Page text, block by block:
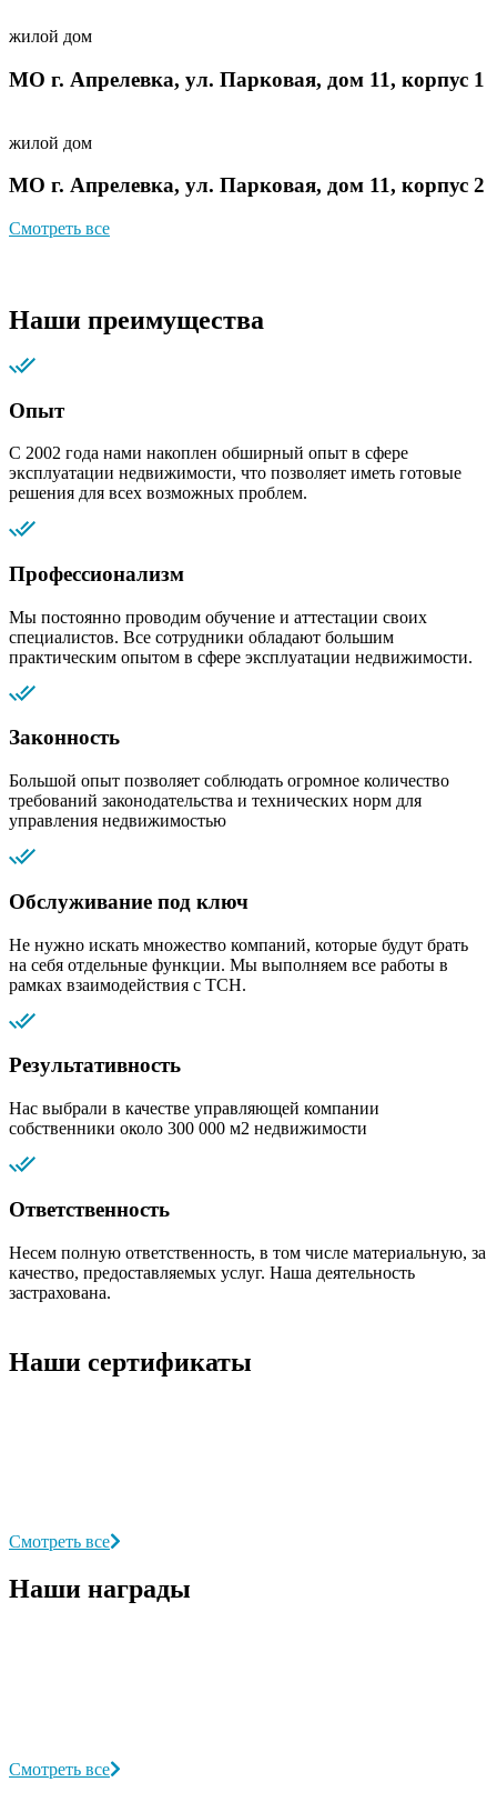
жилой дом
МО г. Апрелевка, ул. Парковая, дом 11, корпус 1
жилой дом
МО г. Апрелевка, ул. Парковая, дом 11, корпус 2
Смотреть все
Наши преимущества
Опыт
С 2002 года нами накоплен обширный опыт в сфере
эксплуатации недвижимости, что позволяет иметь готовые
решения для всех возможных проблем.
Профессионализм
Мы постоянно проводим обучение и аттестации своих
специалистов. Все сотрудники обладают большим
практическим опытом в сфере эксплуатации недвижимости.
Законность
Большой опыт позволяет соблюдать огромное количество
требований законодательства и технических норм для
управления недвижимостью
Обслуживание под ключ
Не нужно искать множество компаний, которые будут брать
на себя отдельные функции. Мы выполняем все работы в
рамках взаимодействия с ТСН.
Результативность
Нас выбрали в качестве управляющей компании
собственники около 300 000 м2 недвижимости
Ответственность
Несем полную ответственность, в том числе материальную, за
качество, предоставляемых услуг. Наша деятельность
застрахована.
Наши сертификаты
Смотреть все
Наши награды
Смотреть все